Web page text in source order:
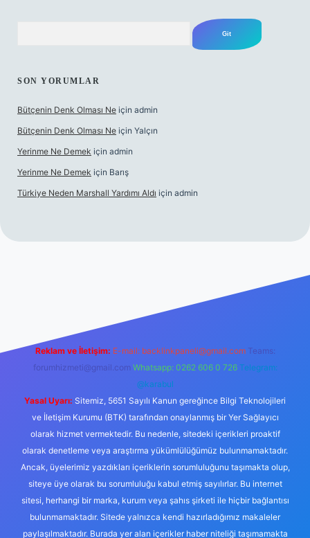
SON YORUMLAR
Bütçenin Denk Olması Ne için admin
Bütçenin Denk Olması Ne için Yalçın
Yerinme Ne Demek için admin
Yerinme Ne Demek için Barış
Türkiye Neden Marshall Yardımı Aldı için admin
hiltonbet yeni giriş
Reklam ve İletişim: E-mail: backlinkpaneli@gmail.com Teams:
forumhizmeti@gmail.com Whatsapp: 0262 606 0 726 Telegram:
@karabul
Yasal Uyarı: Sitemiz, 5651 Sayılı Kanun gereğince Bilgi Teknolojileri
ve İletişim Kurumu (BTK) tarafından onaylanmış bir Yer Sağlayıcı
olarak hizmet vermektedir. Bu nedenle, sitedeki içerikleri proaktif
olarak denetleme veya araştırma yükümlülüğümüz bulunmamaktadır.
Ancak, üyelerimiz yazdıkları içeriklerin sorumluluğunu taşımakta olup,
siteye üye olarak bu sorumluluğu kabul etmiş sayılırlar. Bu internet
sitesi, herhangi bir marka, kurum veya şahıs şirketi ile hiçbir bağlantısı
bulunmamaktadır. Sitede yalnızca kendi hazırladığımız makaleler
paylaşılmaktadır. Burada yer alan içerikler haber niteliği taşımamakta